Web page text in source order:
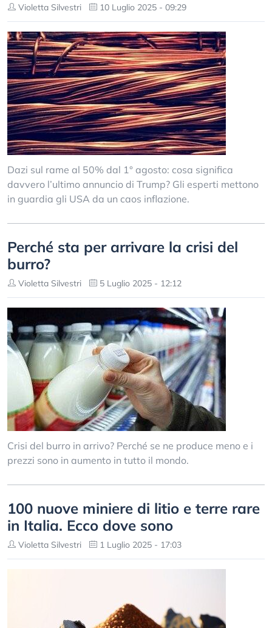
Violetta Silvestri 10 Luglio 2025 - 09:29
Dazi sul rame al 50% dal 1° agosto: cosa significa
davvero l’ultimo annuncio di Trump? Gli esperti mettono
in guardia gli USA da un caos inflazione.
Perché sta per arrivare la crisi del
burro?
Violetta Silvestri 5 Luglio 2025 - 12:12
Crisi del burro in arrivo? Perché se ne produce meno e i
prezzi sono in aumento in tutto il mondo.
100 nuove miniere di litio e terre rare
in Italia. Ecco dove sono
Violetta Silvestri 1 Luglio 2025 - 17:03